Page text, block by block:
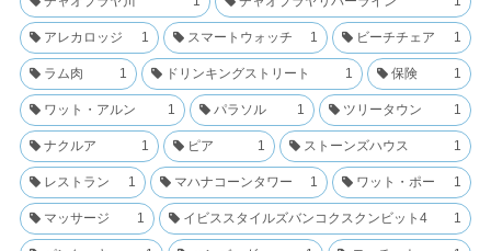
アレカロッジ 1 スマートウォッチ 1 ビーチチェア 1
ラム肉 1 ドリンキングストリート 1 保険 1
ワット・アルン 1 パラソル 1 ツリータウン 1
ナクルア 1 ピア 1 ストーンズハウス 1
レストラン 1 マハナコーンタワー 1 ワット・ポー 1
マッサージ 1 イビススタイルズバンコクスクンビット4 1